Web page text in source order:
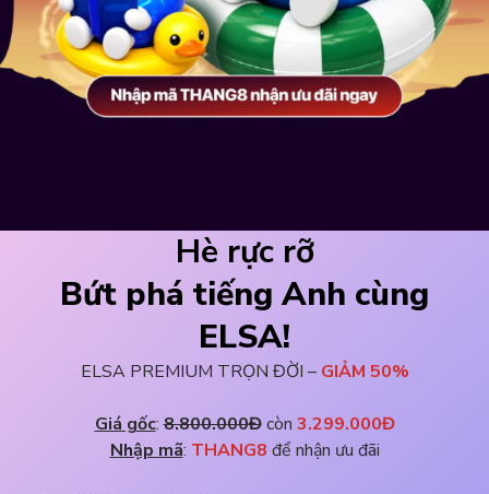
Hè rực rỡ
Bứt phá tiếng Anh cùng
ELSA!
ELSA PREMIUM TRỌN ĐỜI – GIẢM 50%
Giá gốc: 8.800.000Đ còn 3.299.000Đ
Nhập mã: THANG8 để nhận ưu đãi